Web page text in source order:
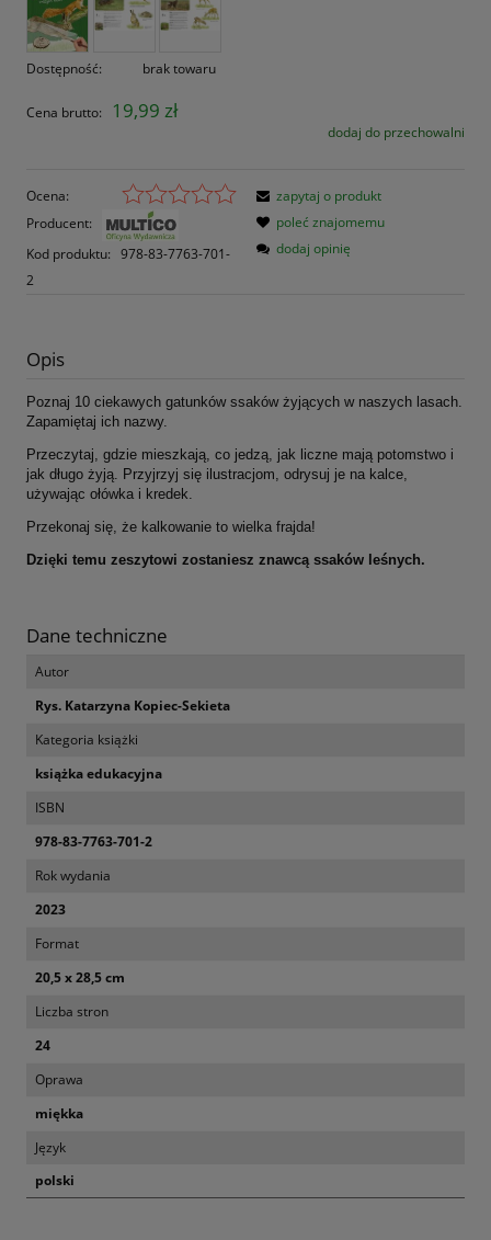
Dostępność: brak towaru
Cena brutto: 19,99 zł
dodaj do przechowalni
Ocena:
Producent:
Kod produktu: 978-83-7763-701-
2
zapytaj o produkt
poleć znajomemu
dodaj opinię
Opis
Poznaj 10 ciekawych gatunków ssaków żyjących w naszych lasach.
Zapamiętaj ich nazwy.
Przeczytaj, gdzie mieszkają, co jedzą, jak liczne mają potomstwo i
jak długo żyją. Przyjrzyj się ilustracjom, odrysuj je na kalce,
używając ołówka i kredek.
Przekonaj się, że kalkowanie to wielka frajda!
Dzięki temu zeszytowi zostaniesz znawcą ssaków leśnych.
Dane techniczne
Autor
Rys. Katarzyna Kopiec-Sekieta
Kategoria książki
książka edukacyjna
ISBN
978-83-7763-701-2
Rok wydania
2023
Format
20,5 x 28,5 cm
Liczba stron
24
Oprawa
miękka
Język
polski